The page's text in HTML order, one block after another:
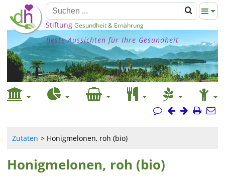
Stiftung Gesundheit & Ernährung
Beste Aussichten für Ihre Gesundheit
Zutaten Honigmelonen, roh (bio)
Honigmelonen, roh (bio)